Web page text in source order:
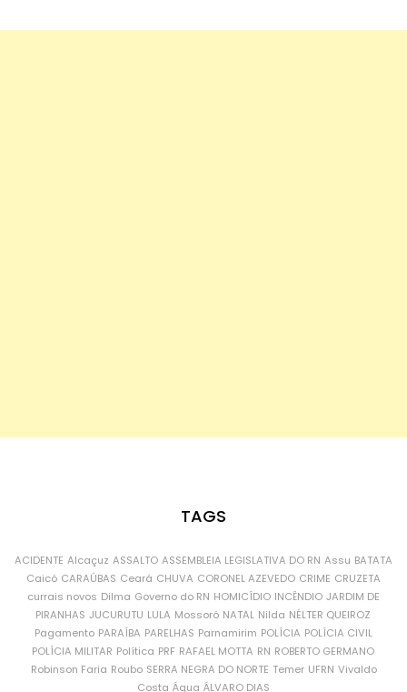
TAGS
ACIDENTE Alcaçuz ASSALTO ASSEMBLEIA LEGISLATIVA DO RN Assu BATATA
Caicó CARAÚBAS Ceará CHUVA CORONEL AZEVEDO CRIME CRUZETA
currais novos Dilma Governo do RN HOMICÍDIO INCÊNDIO JARDIM DE
PIRANHAS JUCURUTU LULA Mossoró NATAL Nilda NÉLTER QUEIROZ
Pagamento PARAÍBA PARELHAS Parnamirim POLÍCIA POLÍCIA CIVIL
POLÍCIA MILITAR Política PRF RAFAEL MOTTA RN ROBERTO GERMANO
Robinson Faria Roubo SERRA NEGRA DO NORTE Temer UFRN Vivaldo
Costa Água ÁLVARO DIAS